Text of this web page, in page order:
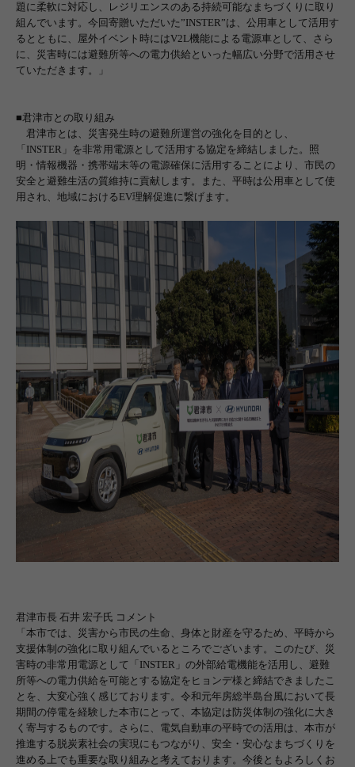
題に柔軟に対応し、レジリエンスのある持続可能なまちづくりに取り
組んでいます。今回寄贈いただいた ”INSTER”は、公用車として活用す
るとともに、屋外イベント時にはV2L機能による電源車として、さら
に、災害時には避難所等への電力供給といった幅広い分野で活用させ
ていただきます。」
■君津市との取り組み
君津市とは、災害発生時の避難所運営の強化を目的とし、
「 INSTER 」を非常用電源として活用する協定を締結しました。照
明・情報機器・携帯端末等の電源確保に活用することにより、市民の
安全と避難生活の質維持に貢献します。また、平時は公用車として使
用され、地域における EV理解促進に繋げます。
君津市長 石井 宏子氏 コメント
「本市では、災害から市民の生命、身体と財産を守るため、平時から
支援体制の強化に取り組んでいるところでございます。このたび、災
害時の非常用電源として「 INSTER 」の外部給電機能を活用し、避難
所等への電力供給を可能とする協定をヒョンデ様と締結できましたこ
とを、大変心強く感じております。令和元年房総半島台風において長
期間の停電を経験した本市にとって、本協定は防災体制の強化に大き
く寄与するものです。さらに、電気自動車の平時での活用は、本市が
推進する脱炭素社会の実現にもつながり、安全・安心なまちづくりを
進める上でも重要な取り組みと考えております。今後ともよろしくお